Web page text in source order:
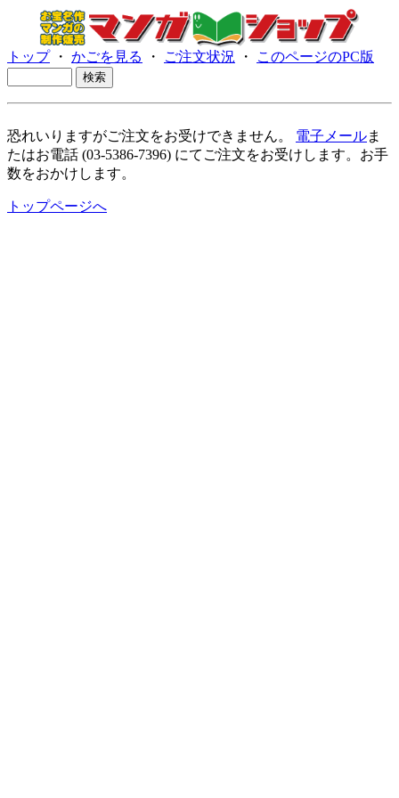
トップ・ かごを見る ・ ご注文状況 ・ このページのPC版
恐れいりますがご注文をお受けできません。 電子メールま
たはお電話 (03-5386-7396) にてご注文をお受けします。お手
数をおかけします。
トップページへ